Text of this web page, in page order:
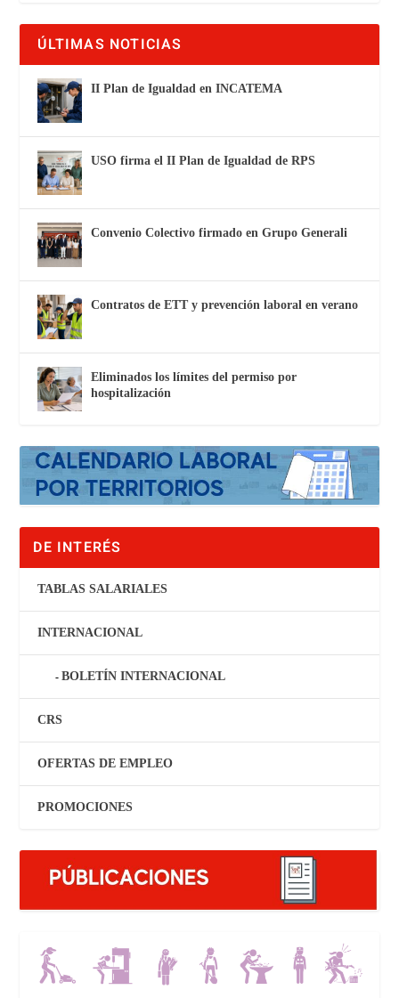
ÚLTIMAS NOTICIAS
II Plan de Igualdad en INCATEMA
USO firma el II Plan de Igualdad de RPS
Convenio Colectivo firmado en Grupo Generali
Contratos de ETT y prevención laboral en verano
Eliminados los límites del permiso por
hospitalización
DE INTERÉS
TABLAS SALARIALES
INTERNACIONAL
BOLETÍN INTERNACIONAL
CRS
OFERTAS DE EMPLEO
PROMOCIONES